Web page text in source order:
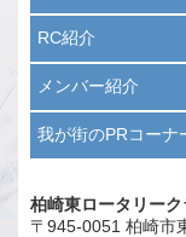
RC紹介
メンバー紹介
我が街のPRコーナ
柏崎東ロータリー
〒945-0051 柏崎